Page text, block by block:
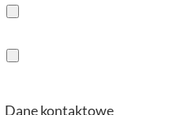
Dane kontaktowe